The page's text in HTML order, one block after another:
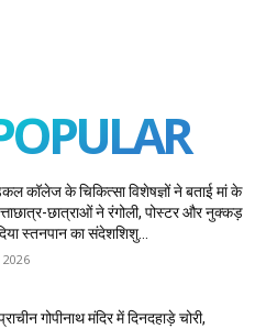
कॉलेज के चिकित्सा विशेषज्ञों ने बताई मां के
छात्राओं ने रंगोली, पोस्टर और नुक्कड़
स्तनपान का संदेशशिशु...
गोपीनाथ मंदिर में दिनदहाड़े चोरी,